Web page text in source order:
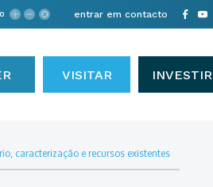
entrar em contacto
VISITAR INVESTIR
caracterização e recursos existentes